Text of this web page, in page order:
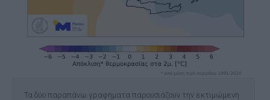
Τα δύο παραπάνω γραφήματα παρουσιάζουν την εκτιμώμενη